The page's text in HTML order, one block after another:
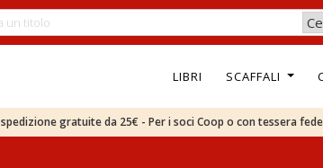
LIBRI SCAFFALI
gratuite da 25€ - Per i soci Coop o con tessera